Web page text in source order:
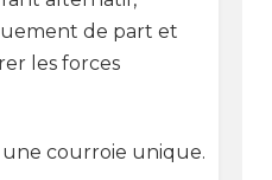
de part et
les forces
courroie unique.